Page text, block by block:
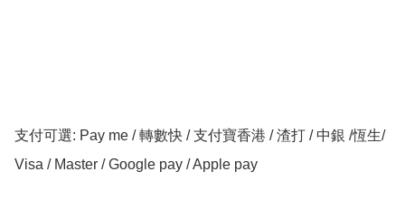
支付可選: Pay me / 轉數快 / 支付寶香港 / 渣打 / 中銀 /恆生/
Visa / Master / Google pay / Apple pay